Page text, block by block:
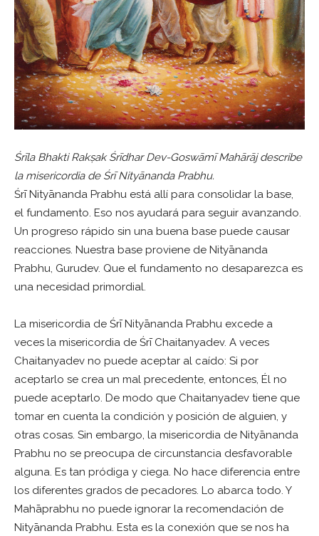
Śrīla Bhakti Rakṣak Śrīdhar Dev-Goswāmī Mahārāj describe
la misericordia de Śrī Nityānanda Prabhu.
Śrī Nityānanda Prabhu está allí para consolidar la base,
el fundamento. Eso nos ayudará para seguir avanzando.
Un progreso rápido sin una buena base puede causar
reacciones. Nuestra base proviene de Nityānanda
Prabhu, Gurudev. Que el fundamento no desaparezca es
una necesidad primordial.
La misericordia de Śrī Nityānanda Prabhu excede a
veces la misericordia de Śrī Chaitanyadev. A veces
Chaitanyadev no puede aceptar al caído: Si por
aceptarlo se crea un mal precedente, entonces, Él no
puede aceptarlo. De modo que Chaitanyadev tiene que
tomar en cuenta la condición y posición de alguien, y
otras cosas. Sin embargo, la misericordia de Nityānanda
Prabhu no se preocupa de circunstancia desfavorable
alguna. Es tan pródiga y ciega. No hace diferencia entre
los diferentes grados de pecadores. Lo abarca todo. Y
Mahāprabhu no puede ignorar la recomendación de
Nityānanda Prabhu. Esta es la conexión que se nos ha